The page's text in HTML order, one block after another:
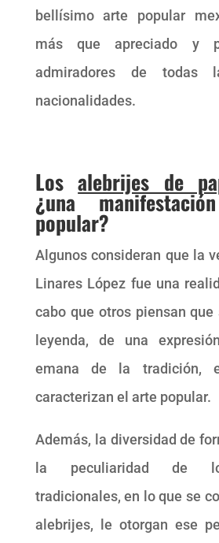
bellísimo arte popular
más que apreciado y
admiradores de todas
nacionalidades.
Losalebrijes de
¿una
popular?
Algunos consideran que la
Linares López fue una
cabo que otros piensan
leyenda, de una
emana de la tradición,
caracterizan el arte popular.
Además, la diversidad de
la peculiaridad de
tradicionales, en lo que se
alebrijes, le otorgan ese